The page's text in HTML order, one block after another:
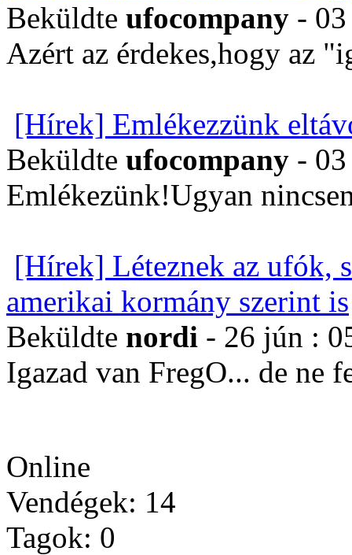
Beküldte ufocompany -
Azért az érdekes,hogy az
[Hírek] Emlékezzünk
Beküldte ufocompany -
Emlékezünk!Ugyan
[Hírek] Léteznek az ufók,
amerikai kormány szerint is
Beküldte nordi - 26 jún :
Igazad van FregO... de ne
Online
Vendégek: 14
Tagok: 0